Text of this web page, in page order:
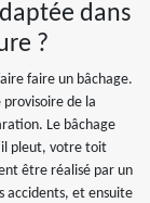
dans
?
faire un bâchage.
de la
Le bâchage
pleut, votre toit
être réalisé par un
accidents, et ensuite